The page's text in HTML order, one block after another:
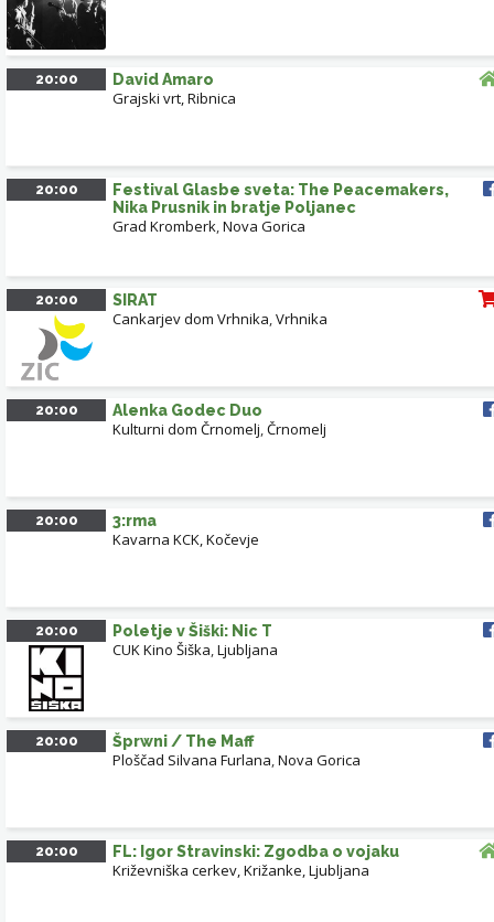
20:00 David Amaro
Grajski vrt, Ribnica
20:00
Festival Glasbe sveta: The Peacemakers,
Nika Prusnik in bratje Poljanec
Grad Kromberk,Nova Gorica
20:00 SIRAT
Cankarjev dom Vrhnika,Vrhnika
20:00 Alenka Godec Duo
Kulturni dom Črnomelj,Črnomelj
20:00 3:rma
Kavarna KCK, Kočevje
20:00 Poletje v Šiški: Nic T
CUK Kino Šiška,Ljubljana
20:00 Šprwni / The Maff
Ploščad Silvana Furlana,Nova Gorica
20:00 FL: Igor Stravinski: Zgodba o vojaku
Križevniška cerkev, Križanke, Ljubljana